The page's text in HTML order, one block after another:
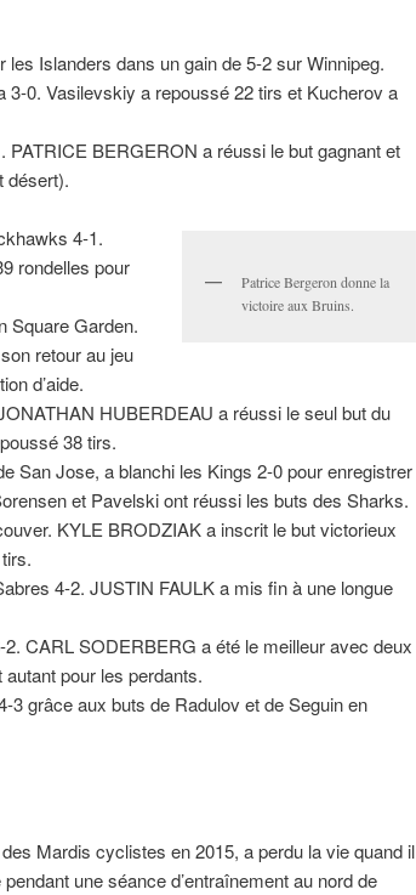
les Islanders dans un gain de 5-2 sur Winnipeg.
3-0. Vasilevskiy a repoussé 22 tirs et Kucherov a
PATRICE BERGERON a réussi le but gagnant et
désert).
Patrice Bergeron donne la
victoire aux Bruins.
4-1.
rondelles pour
Square Garden.
retour au jeu
d’aide.
HUBERDEAU a réussi le seul but du
38 tirs.
San Jose, a blanchi les Kings 2-0 pour enregistrer
et Pavelski ont réussi les buts des Sharks.
KYLE BRODZIAK a inscrit le but victorieux
4-2. JUSTIN FAULK a mis fin à une longue
CARL SODERBERG a été le meilleur avec deux
pour les perdants.
3 grâce aux buts de Radulov et de Seguin en
Mardis cyclistes en 2015, a perdu la vie quand il
une séance d’entraînement au nord de